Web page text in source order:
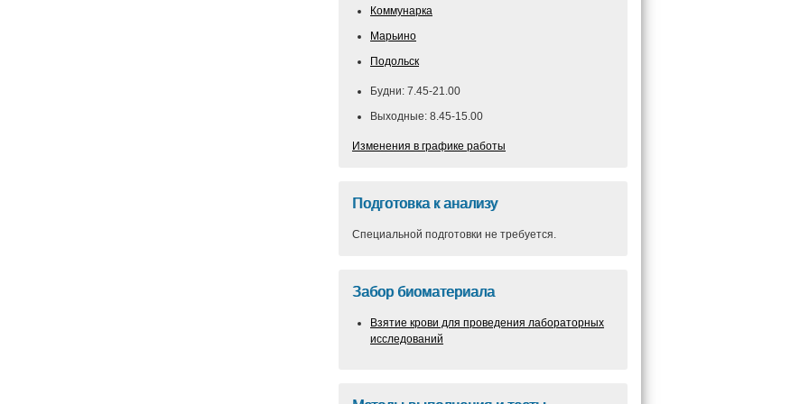
Коммунарка
Марьино
Подольск
Будни: 7.45-21.00
Выходные: 8.45-15.00
Изменения в графике работы
Подготовка к анализу
Специальной подготовки не требуется.
Забор биоматериала
Взятие крови для проведения лабораторных
исследований